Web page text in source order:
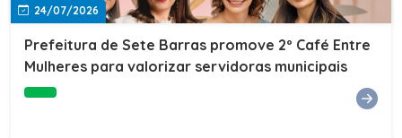
24/07/2026
Prefeitura de Sete Barras promove 2º Café Entre
Mulheres para valorizar servidoras municipais